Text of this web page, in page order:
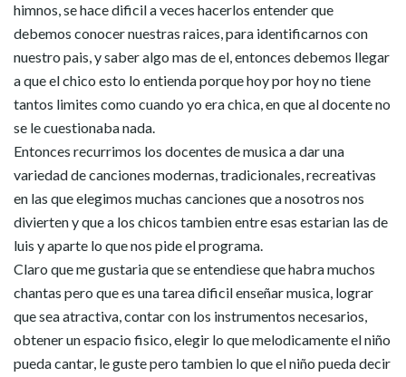
himnos, se hace dificil a veces hacerlos entender que
debemos conocer nuestras raices, para identificarnos con
nuestro pais, y saber algo mas de el, entonces debemos llegar
a que el chico esto lo entienda porque hoy por hoy no tiene
tantos limites como cuando yo era chica, en que al docente no
se le cuestionaba nada.
Entonces recurrimos los docentes de musica a dar una
variedad de canciones modernas, tradicionales, recreativas
en las que elegimos muchas canciones que a nosotros nos
divierten y que a los chicos tambien entre esas estarian las de
luis y aparte lo que nos pide el programa.
Claro que me gustaria que se entendiese que habra muchos
chantas pero que es una tarea dificil enseñar musica, lograr
que sea atractiva, contar con los instrumentos necesarios,
obtener un espacio fisico, elegir lo que melodicamente el niño
pueda cantar, le guste pero tambien lo que el niño pueda decir